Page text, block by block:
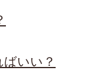
いい？